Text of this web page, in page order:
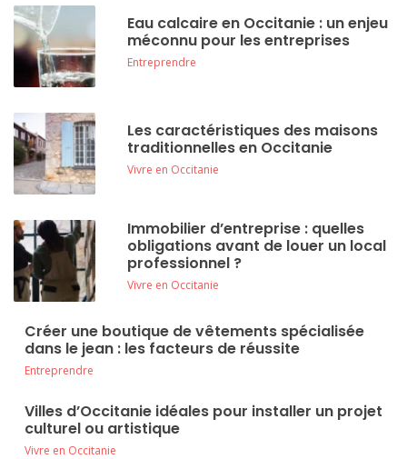
Eau calcaire en Occitanie : un enjeu
méconnu pour les entreprises
Entreprendre
Les caractéristiques des maisons
traditionnelles en Occitanie
Vivre en Occitanie
Immobilier d’entreprise : quelles
obligations avant de louer un local
professionnel ?
Vivre en Occitanie
Créer une boutique de vêtements spécialisée
dans le jean : les facteurs de réussite
Entreprendre
Villes d’Occitanie idéales pour installer un projet
culturel ou artistique
Vivre en Occitanie